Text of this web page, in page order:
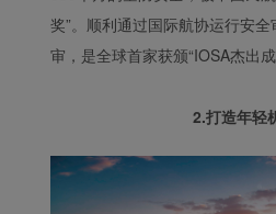
奖”。顺利通过国际航协运行安
审，是全球首家获颁“IOSA杰出成
2.打造年轻